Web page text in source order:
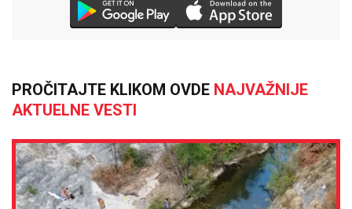
PROČITAJTE KLIKOM OVDE NAJVAŽNIJE
AKTUELNE VESTI